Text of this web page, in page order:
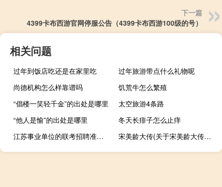
下一篇
4399卡布西游官网停服公告（4399卡布西游100级的号）
相关问题
过年到饭店吃还是在家里吃
过年旅游带点什么礼物呢
尚德机构怎么样靠谱吗
饥荒牛怎么繁殖
“倡楼一笑轻千金”的出处是哪里
太空旅游4条路
“他人是愉”的出处是哪里
冬天长痱子怎么止痒
江苏事业单位的联考招聘准考证在哪里打印
宋美龄大传(关于宋美龄大传简述)